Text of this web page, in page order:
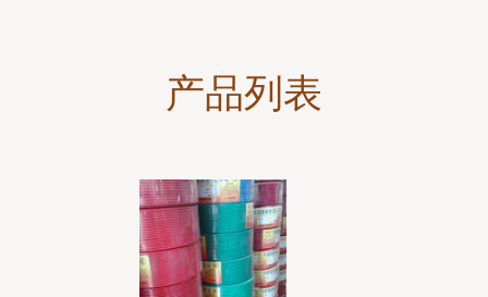
产品列表